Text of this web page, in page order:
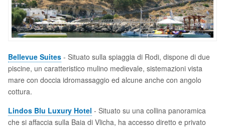
Bellevue Suites - Situato sulla spiaggia di Rodi, dispone di due
piscine, un caratteristico mulino medievale, sistemazioni vista
mare con doccia idromassaggio ed alcune anche con angolo
cottura.
Lindos Blu Luxury Hotel - Situato su una collina panoramica
che si affaccia sulla Baia di Vlicha, ha accesso diretto e privato